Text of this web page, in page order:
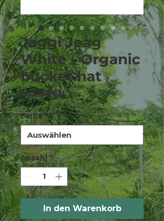
Jaggi Jeag
White - Organic
bucket hat
98,98 PENPreis
Farbe *
Anzahl *
In den Warenkorb